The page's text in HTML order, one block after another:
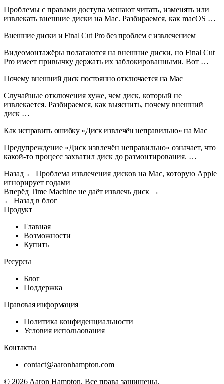
Проблемы с правами доступа мешают читать, изменять или
извлекать внешние диски на Mac. Разбираемся, как macOS …
Внешние диски и Final Cut Pro без проблем с извлечением
Видеомонтажёры полагаются на внешние диски, но Final Cut
Pro имеет привычку держать их заблокированными. Вот …
Почему внешний диск постоянно отключается на Mac
Случайные отключения хуже, чем диск, который не
извлекается. Разбираемся, как выяснить, почему внешний
диск …
Как исправить ошибку «Диск извлечён неправильно» на Mac
Предупреждение «Диск извлечён неправильно» означает, что
какой-то процесс захватил диск до размонтирования. …
Назад ← Проблема извлечения дисков на Mac, которую Apple
игнорирует годами
Вперёд Time Machine не даёт извлечь диск →
← Назад в блог
Продукт
Главная
Возможности
Купить
Ресурсы
Блог
Поддержка
Правовая информация
Политика конфиденциальности
Условия использования
Контакты
contact@aaronhampton.com
© 2026 Aaron Hampton. Все права защищены.